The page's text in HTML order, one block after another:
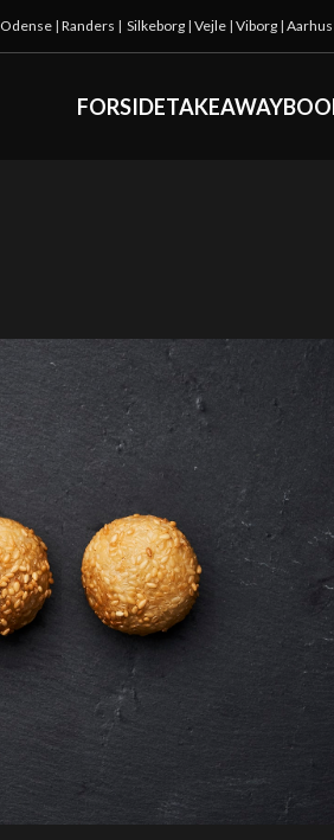
Odense | Randers | Silkeborg | Vejle | Viborg | Aarhus
FORSIDETAKEAWAY